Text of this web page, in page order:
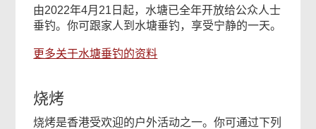
由2022年4月21日起，水塘已全年开放给公众人士
垂钓。你可跟家人到水塘垂钓，享受宁静的一天。
更多关于水塘垂钓的资料
烧烤
烧烤是香港受欢迎的户外活动之一。你可通过下列